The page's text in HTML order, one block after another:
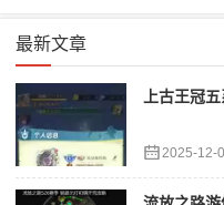
最新文章
上古王冠
2025-12-